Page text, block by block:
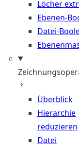
Löcher
Ebenen-
Datei-
Überblick
Hierarchie
reduzieren
Datei